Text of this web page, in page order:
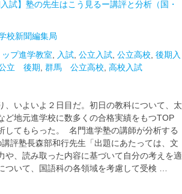
試】塾の先生はこう見るー講評と分析（国・
校新聞編集局
ップ進学教室 入試 公立入試 公立高校 後期入
立 後期 群馬 公立高校 高校入試
、いよいよ２日目だ。初日の教科について、太
ど地元進学校に数多くの合格実績をもつTOP
してもらった。 名門進学塾の講師が分析する
評塾長森部和行先生「出題にあたっては、文
や、読み取った内容に基づいて自分の考えを適
ついて、国語科の各領域を考慮して受検 …